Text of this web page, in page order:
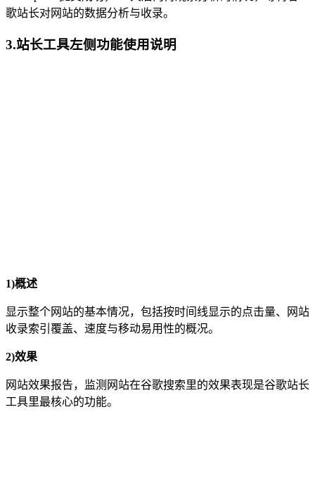
歌站长对网站的数据分析与收录。
3.站长工具左侧功能使用说明
1)概述
显示整个网站的基本情况，包括按时间线显示的点击量、网站
收录索引覆盖、速度与移动易用性的概况。
2)效果
网站效果报告，监测网站在谷歌搜索里的效果表现是谷歌站长
工具里最核心的功能。